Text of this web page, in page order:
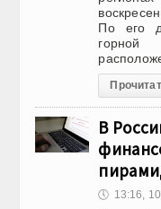
По его
горной
В
🕔 13:16,